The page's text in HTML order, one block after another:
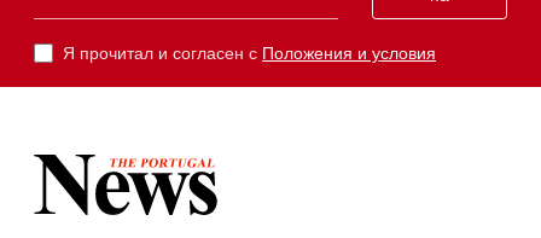
Я прочитал и согласен с Положения и условия